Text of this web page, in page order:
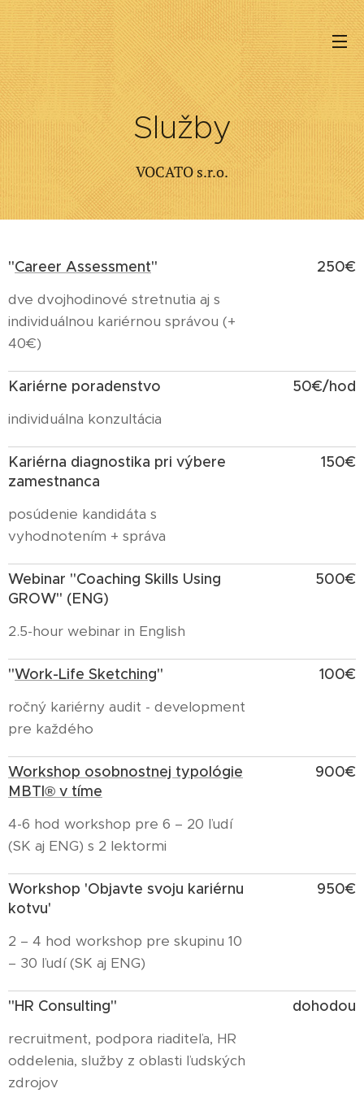
Služby
VOCATO s.r.o.
"Career Assessment"
dve dvojhodinové stretnutia aj s
individuálnou kariérnou správou (+
40€)
250€
Kariérne poradenstvo
individuálna konzultácia
50€/hod
Kariérna diagnostika pri výbere
zamestnanca
posúdenie kandidáta s
vyhodnotením + správa
150€
Webinar "Coaching Skills Using
GROW" (ENG)
2.5-hour webinar in English
500€
"Work-Life Sketching"
ročný kariérny audit - development
pre každého
100€
Workshop osobnostnej typológie
MBTI® v tíme
4-6 hod workshop pre 6 – 20 ľudí
(SK aj ENG) s 2 lektormi
900€
Workshop 'Objavte svoju kariérnu
kotvu'
2 – 4 hod workshop pre skupinu 10
– 30 ľudí (SK aj ENG)
950€
"HR Consulting"
recruitment, podpora riaditeľa, HR
oddelenia, služby z oblasti ľudských
zdrojov
dohodou